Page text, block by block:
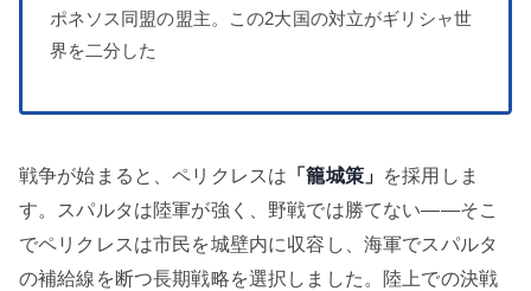
ポネソス同盟の盟主。この2大国の対立がギリシャ世
界を二分した
戦争が始まると、ペリクレスは 「籠城策」 を採用しま
す。スパルタは陸軍が強く、野戦では勝てない——そこ
でペリクレスは市民を城壁内に収容し、海軍でスパルタ
の補給線を断つ長期戦略を選択しました。陸上での決戦